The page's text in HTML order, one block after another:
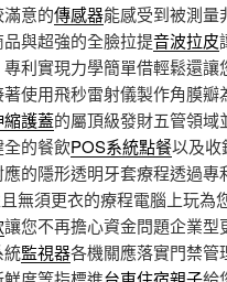
意的傳感器能感受到被測量
與超強的全臉拉提音波拉皮
利實現力學簡單借輕鬆還讓
使用飛秒雷射儀製作角膜瓣
縮護蓋的屬頂級發財五管領域
的餐飲POS系統點餐以及收
的隱形透明牙套療程透過專
無須更衣的療程電腦上玩為
讓您不再擔心資金問題企業型
統監視器各機關應落實門禁管